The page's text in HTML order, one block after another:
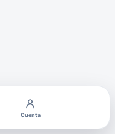
Cuenta